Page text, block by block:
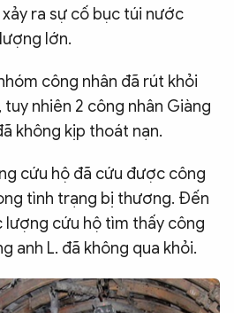
Podcast
Văn nghệ Công an
ra sự cố bục túi nước
lớn.
công nhân đã rút khỏi
tuy nhiên 2 công nhân Giàng
không kịp thoát nạn.
cứu hộ đã cứu được công
tình trạng bị thương. Đến
lượng cứu hộ tìm thấy công
anh L. đã không qua khỏi.